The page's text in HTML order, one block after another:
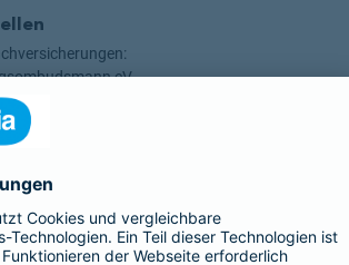
eV,
Berlin
Berlin